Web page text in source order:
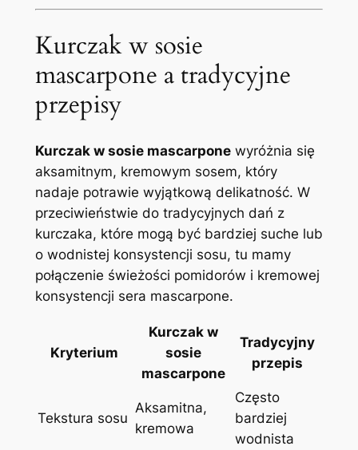
Kurczak w sosie
mascarpone a tradycyjne
przepisy
Kurczak w sosie mascarponewyróżnia się
aksamitnym, kremowym sosem, który
nadaje potrawie wyjątkową delikatność. W
przeciwieństwie do tradycyjnych dań z
kurczaka, które mogą być bardziej suche lub
o wodnistej konsystencji sosu, tu mamy
połączenie świeżości pomidorów i kremowej
konsystencji sera mascarpone.
Kryterium
Kurczak w
sosie
mascarpone
Tradycyjny
przepis
Tekstura sosu
Aksamitna,
kremowa
Często
bardziej
wodnista